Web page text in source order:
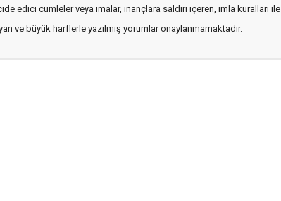
edici cümleler veya imalar, inançlara saldırı içeren, imla kuralları ile
ve büyük harflerle yazılmış yorumlar onaylanmamaktadır.